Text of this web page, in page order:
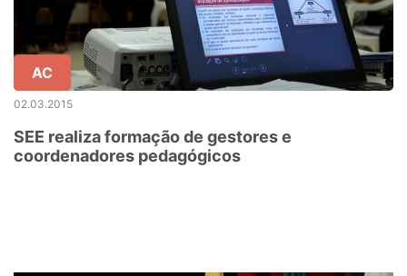
AC
02.03.2015
SEE realiza formação de gestores e
coordenadores pedagógicos